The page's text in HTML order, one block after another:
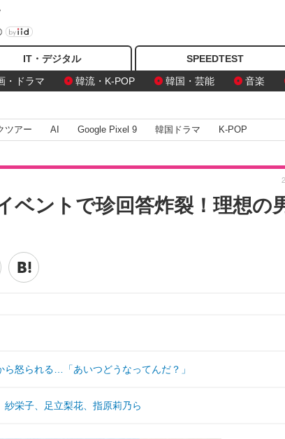
IT・デジタル SPEEDTEST
・ドラマ
韓流・K-POP 韓国・芸能 音楽
ツアー AI Google Pixel 9 韓国ドラマ K-POP
ベントで珍回答炸裂！理想の
怒られる…「あいつどうなってんだ？」
栄子、足立梨花、指原莉乃ら